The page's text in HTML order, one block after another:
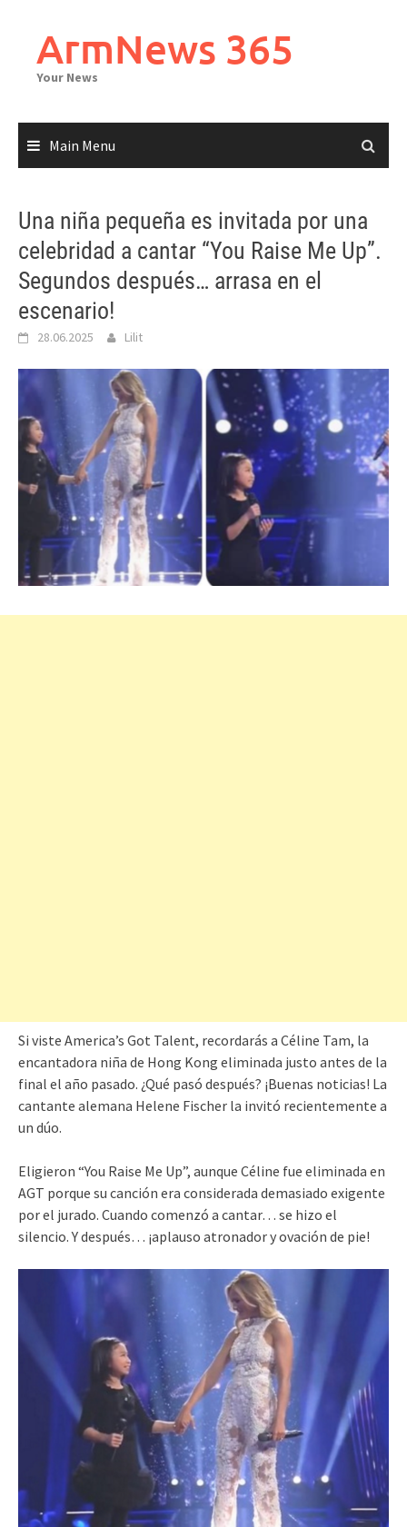
contentArmNews 365
Your News
Main Menu
Una niña pequeña es invitada por una
celebridad a cantar “You Raise Me Up”.
Segundos después… arrasa en el
escenario!
28.06.2025 Lilit
Si viste America’s Got Talent, recordarás a Céline Tam, la
encantadora niña de Hong Kong eliminada justo antes de la
final el año pasado. ¿Qué pasó después? ¡Buenas noticias! La
cantante alemana Helene Fischer la invitó recientemente a
un dúo.
Eligieron “You Raise Me Up”, aunque Céline fue eliminada en
AGT porque su canción era considerada demasiado exigente
por el jurado. Cuando comenzó a cantar… se hizo el
silencio. Y después… ¡aplauso atronador y ovación de pie!